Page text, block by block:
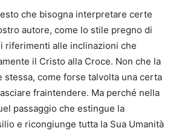
che bisogna interpretare certe
autore, come lo stile pregno di
riferimenti alle inclinazioni che
il Cristo alla Croce. Non che la
stessa, come forse talvolta una certa
fraintendere. Ma perché nella
passaggio che estingue la
e ricongiunge tutta la Sua Umanità